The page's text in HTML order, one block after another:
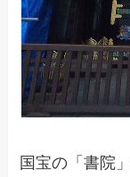
国宝の「書院